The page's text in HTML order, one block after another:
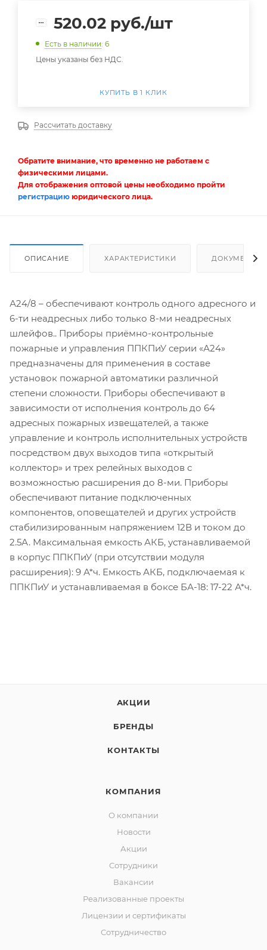
520.02 руб./шт
Есть в наличии: 6
Цены указаны без НДС.
КУПИТЬ В 1 КЛИК
Рассчитать доставку
Обратите внимание, что временно не работаем с
физическими лицами.
Для отображения оптовой цены необходимо пройти
регистрацию юридического лица.
ОПИСАНИЕ ХАРАКТЕРИСТИКИ ДОКУМЕНТЫ
А24/8 – обеспечивают контроль одного адресного и
6-ти неадресных либо только 8-ми неадресных
шлейфов.. Приборы приёмно-контрольные
пожарные и управления ППКПиУ серии «А24»
предназначены для применения в составе
установок пожарной автоматики различной
степени сложности. Приборы обеспечивают в
зависимости от исполнения контроль до 64
адресных пожарных извещателей, а также
управление и контроль исполнительных устройств
посредством двух выходов типа «открытый
коллектор» и трех релейных выходов с
возможностью расширения до 8-ми. Приборы
обеспечивают питание подключенных
компонентов, оповещателей и других устройств
стабилизированным напряжением 12В и током до
2.5А. Максимальная емкость АКБ, устанавливаемой
в корпус ППКПиУ (при отсутствии модуля
расширения): 9 А*ч. Емкость АКБ, подключаемая к
ППКПиУ и устанавливаемая в боксе БА-18: 17-22 А*ч.
АКЦИИ
БРЕНДЫ
КОНТАКТЫ
КОМПАНИЯ
О компании
Новости
Акции
Сотрудники
Вакансии
Реализованные проекты
Лицензии и сертификаты
Сотрудничество